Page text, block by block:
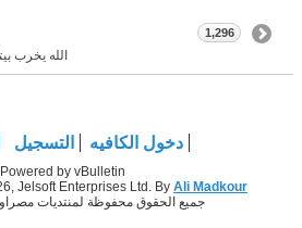
الله يخرب
1,296
دخول الكافيه التسجيل
Powered by vBulletin®
Jelsoft Enterprises Ltd. By Ali Madkour
جميع الحقوق محفوظة لمنتديات مصراوي